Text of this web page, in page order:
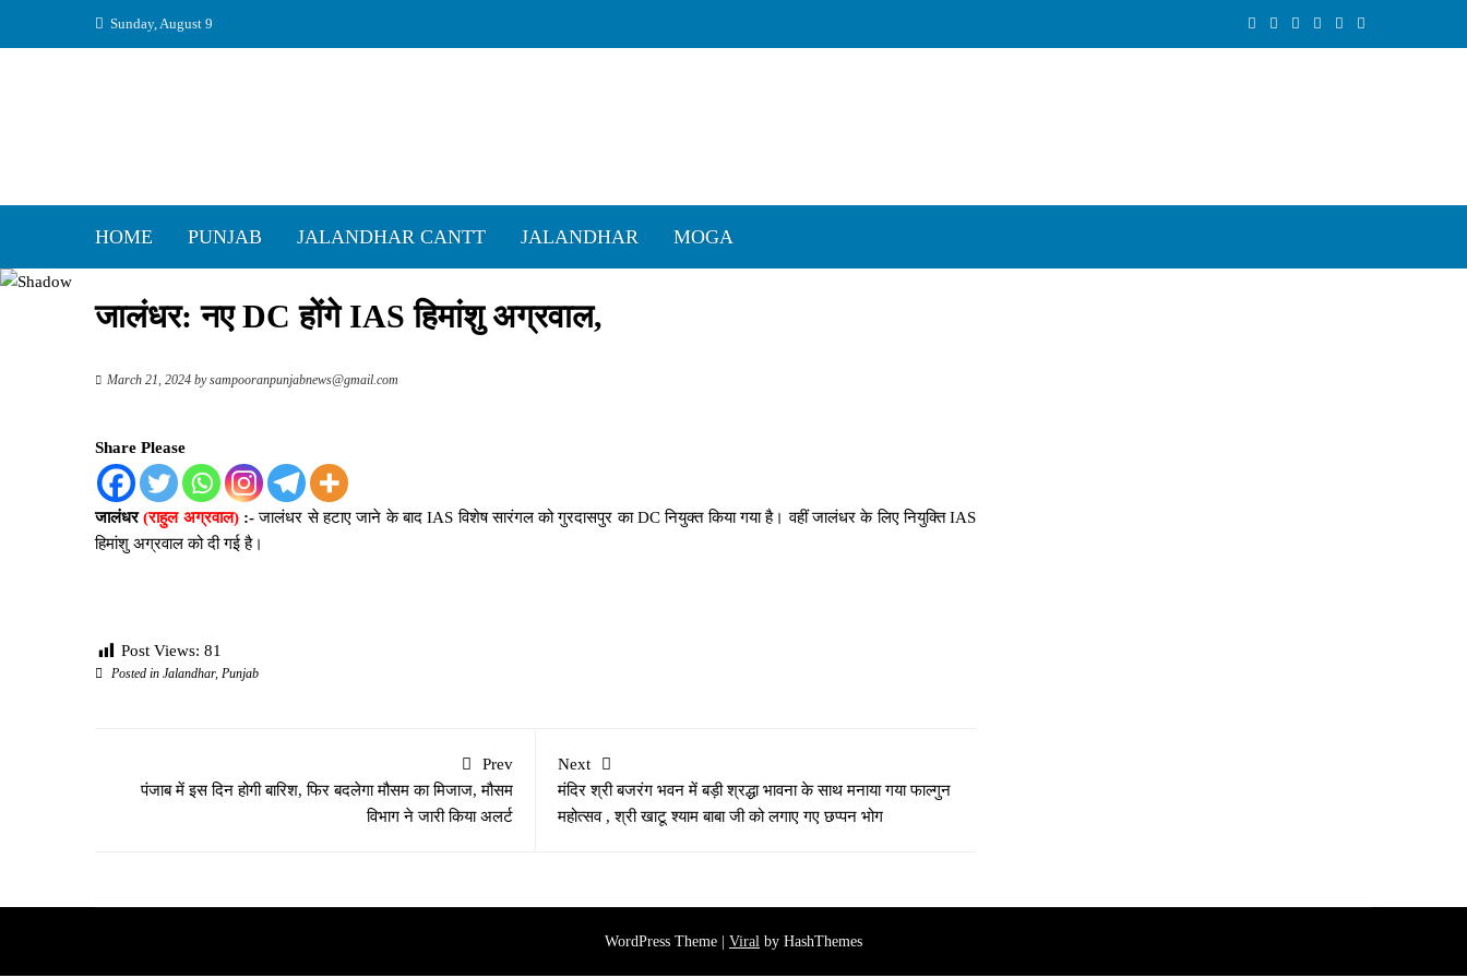
Sunday, August 9
HOME PUNJAB JALANDHAR CANTT JALANDHAR MOGA
जालंधर: नए DC होंगे IAS हिमांशु अग्रवाल,
March 21, 2024 bysampooranpunjabnews@gmail.com
Share Please
जालंधर(राहुल अग्रवाल):-जालंधर से हटाए जाने के बाद IAS विशेष सारंगल को गुरदासपुर का DC नियुक्त किया गया है। वहीं जालंधर के लिए नियुक्ति IAS
हिमांशु अग्रवाल को दी गई है।
Post Views: 81
Posted in Jalandhar, Punjab
Prev
पंजाब में इस दिन होगी बारिश, फिर बदलेगा मौसम का मिजाज, मौसम
विभाग ने जारी किया अलर्ट
Next
मंदिर श्री बजरंग भवन में बड़ी श्रद्धा भावना के साथ मनाया गया फाल्गुन
महोत्सव , श्री खाटू श्याम बाबा जी को लगाए गए छप्पन भोग
WordPress Theme | Viral by HashThemes